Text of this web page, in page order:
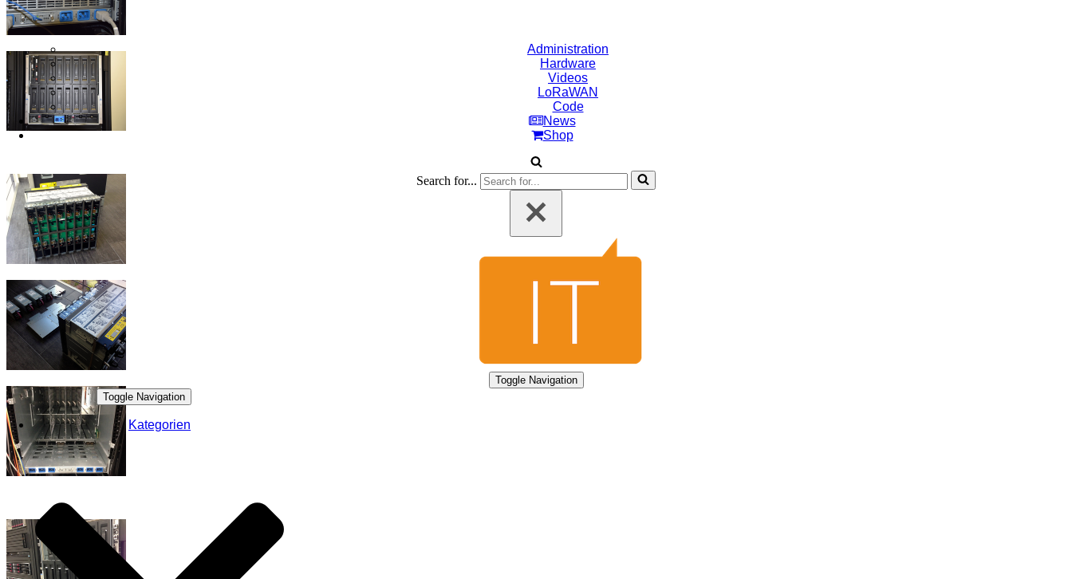
Administration
Hardware
Videos
LoRaWAN
Code
News
Shop
Search for...
Toggle Navigation
Toggle Navigation
Kategorien